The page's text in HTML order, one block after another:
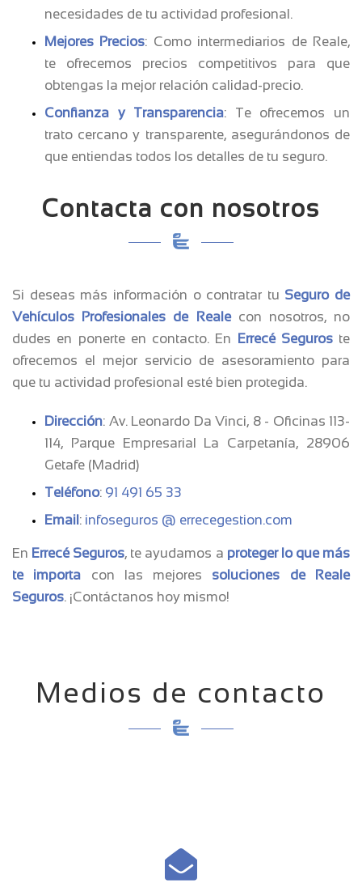
necesidades de tu actividad profesional.
Mejores Precios: Como intermediarios de Reale,
te ofrecemos precios competitivos para que
obtengas la mejor relación calidad-precio.
Confianza y Transparencia: Te ofrecemos un
trato cercano y transparente, asegurándonos de
que entiendas todos los detalles de tu seguro.
Contacta con nosotros
Si deseas más información o contratar tu Seguro de
Vehículos Profesionales de Realecon nosotros, no
dudes en ponerte en contacto. En Errecé Seguroste
ofrecemos el mejor servicio de asesoramiento para
que tu actividad profesional esté bien protegida.
Dirección: Av. Leonardo Da Vinci, 8 - Oficinas 113-
114, Parque Empresarial La Carpetanía, 28906
Getafe (Madrid)
Teléfono: 91 491 65 33
Email: infoseguros @ errecegestion.com
En Errecé Seguros, te ayudamos a proteger lo que más
te importa con las mejores soluciones de Reale
Seguros. ¡Contáctanos hoy mismo!
Medios de contacto